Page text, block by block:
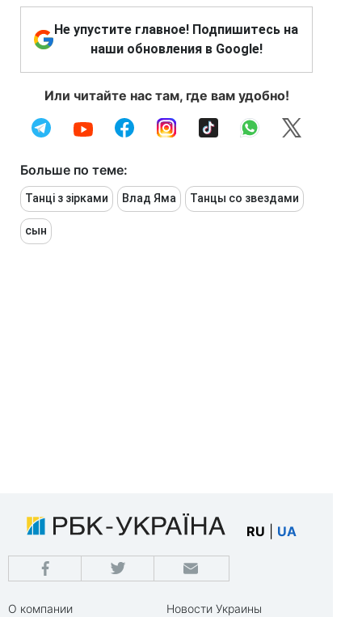
Не упустите главное! Подпишитесь на
наши обновления в Google!
Или читайте нас там, где вам удобно!
Больше по теме:
Танці з зірками Влад Яма Танцы со звездами
сын
RU UA
О компании
Новости Украины